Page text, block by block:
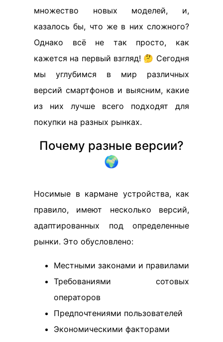
множество новых моделей, и,
казалось бы, что же в них сложного?
Однако всё не так просто, как
кажется на первый взгляд! 🤔 Сегодня
мы углубимся в мир различных
версий смартфонов и выясним, какие
из них лучше всего подходят для
покупки на разных рынках.
Почему разные версии?
🌍
Носимые в кармане устройства, как
правило, имеют несколько версий,
адаптированных под определенные
рынки. Это обусловлено:
Местными законами и правилами
Требованиями сотовых
операторов
Предпочтениями пользователей
Экономическими факторами